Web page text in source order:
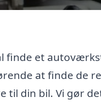
finde et
at finde de
til din bil. Vi gør